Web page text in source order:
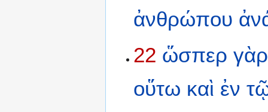
ἀνθρώπου
22 ὥσπερ γὰρ
οὕτω καὶ ἐν